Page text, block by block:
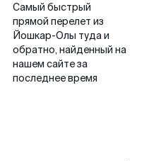
Самый быстрый
прямой перелет из
Йошкар-Олы туда и
обратно, найденный на
нашем сайте за
последнее время